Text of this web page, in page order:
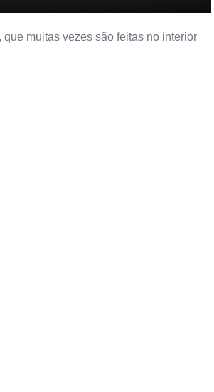
muitas vezes são feitas no interior